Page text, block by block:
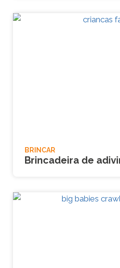
BRINCAR
Brincadeira de